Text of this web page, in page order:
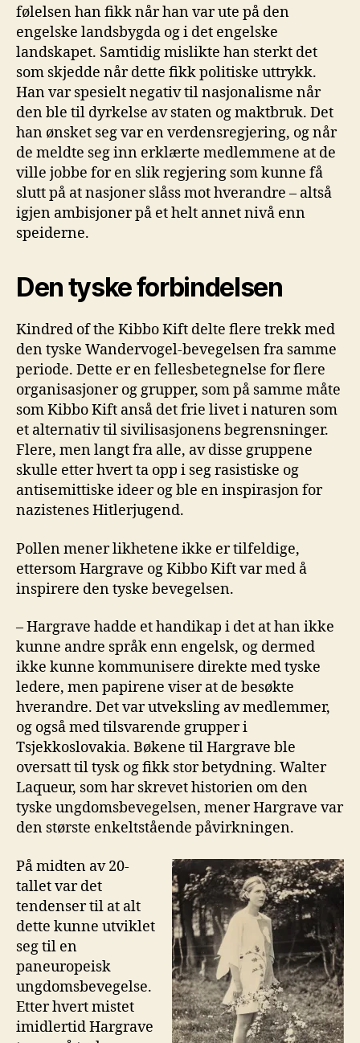
følelsen han fikk når han var ute på den
engelske landsbygda og i det engelske
landskapet. Samtidig mislikte han sterkt det
som skjedde når dette fikk politiske uttrykk.
Han var spesielt negativ til nasjonalisme når
den ble til dyrkelse av staten og maktbruk. Det
han ønsket seg var en verdensregjering, og når
de meldte seg inn erklærte medlemmene at de
ville jobbe for en slik regjering som kunne få
slutt på at nasjoner slåss mot hverandre – altså
igjen ambisjoner på et helt annet nivå enn
speiderne.
Den tyske forbindelsen
Kindred of the Kibbo Kift delte flere trekk med
den tyske Wandervogel-bevegelsen fra samme
periode. Dette er en fellesbetegnelse for flere
organisasjoner og grupper, som på samme måte
som Kibbo Kift anså det frie livet i naturen som
et alternativ til sivilisasjonens begrensninger.
Flere, men langt fra alle, av disse gruppene
skulle etter hvert ta opp i seg rasistiske og
antisemittiske ideer og ble en inspirasjon for
nazistenes Hitlerjugend.
Pollen mener likhetene ikke er tilfeldige,
ettersom Hargrave og Kibbo Kift var med å
inspirere den tyske bevegelsen.
– Hargrave hadde et handikap i det at han ikke
kunne andre språk enn engelsk, og dermed
ikke kunne kommunisere direkte med tyske
ledere, men papirene viser at de besøkte
hverandre. Det var utveksling av medlemmer,
og også med tilsvarende grupper i
Tsjekkoslovakia. Bøkene til Hargrave ble
oversatt til tysk og fikk stor betydning. Walter
Laqueur, som har skrevet historien om den
tyske ungdomsbevegelsen, mener Hargrave var
den største enkeltstående påvirkningen.
På midten av 20-
tallet var det
tendenser til at alt
dette kunne utviklet
seg til en
paneuropeisk
ungdomsbevegelse.
Etter hvert mistet
imidlertid Hargrave